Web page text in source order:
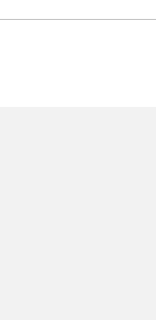
但在长时间的使用过程中，常常出